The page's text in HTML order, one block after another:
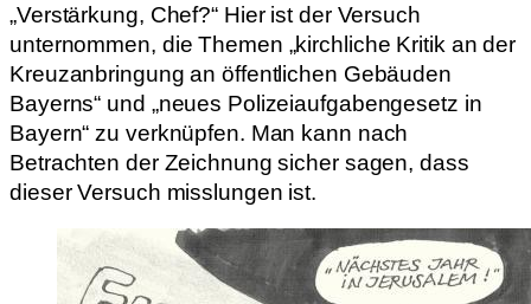
„Verstärkung, Chef?“ Hier ist der Versuch
unternommen, die Themen „kirchliche Kritik an der
Kreuzanbringung an öffentlichen Gebäuden
Bayerns“ und „neues Polizeiaufgabengesetz in
Bayern“ zu verknüpfen. Man kann nach
Betrachten der Zeichnung sicher sagen, dass
dieser Versuch misslungen ist.